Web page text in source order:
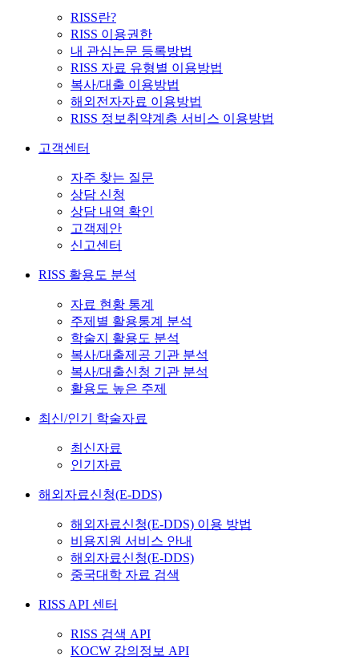
RISS란?
RISS 이용권한
내 관심논문 등록방법
RISS 자료 유형별 이용방법
복사/대출 이용방법
해외전자자료 이용방법
RISS 정보취약계층 서비스 이용방법
고객센터
자주 찾는 질문
상담 신청
상담 내역 확인
고객제안
신고센터
RISS 활용도 분석
자료 현황 통계
주제별 활용통계 분석
학술지 활용도 분석
복사/대출제공 기관 분석
복사/대출신청 기관 분석
활용도 높은 주제
최신/인기 학술자료
최신자료
인기자료
해외자료신청(E-DDS)
해외자료신청(E-DDS) 이용 방법
비용지원 서비스 안내
해외자료신청(E-DDS)
중국대학 자료 검색
RISS API 센터
RISS 검색 API
KOCW 강의정보 API